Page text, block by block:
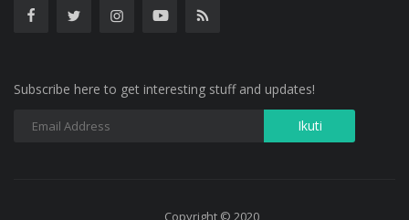
Subscribe here to get interesting stuff and updates!
Copyright © 2020